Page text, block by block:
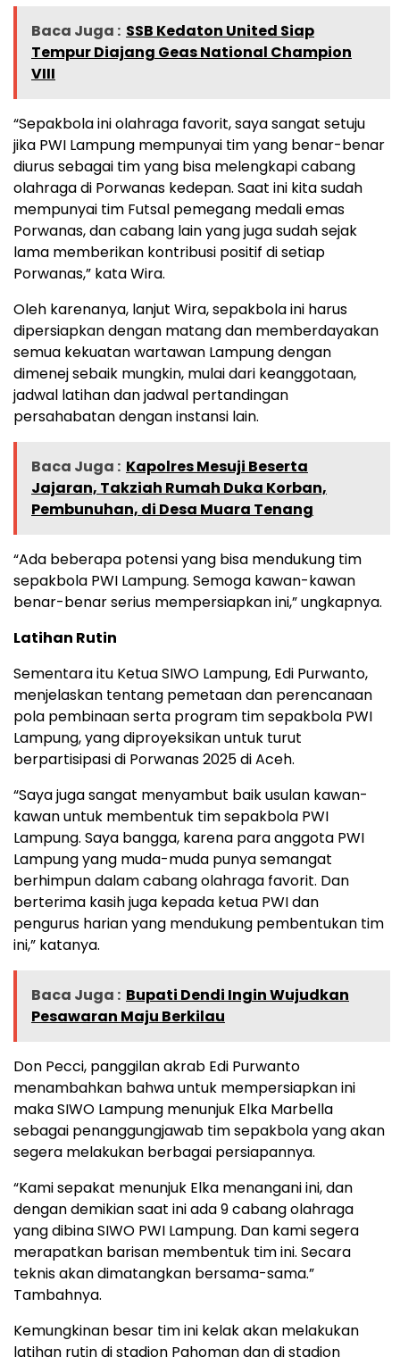
Baca Juga : SSB Kedaton United Siap
Tempur Diajang Geas National Champion
VIII
“Sepakbola ini olahraga favorit, saya sangat setuju
jika PWI Lampung mempunyai tim yang benar-benar
diurus sebagai tim yang bisa melengkapi cabang
olahraga di Porwanas kedepan. Saat ini kita sudah
mempunyai tim Futsal pemegang medali emas
Porwanas, dan cabang lain yang juga sudah sejak
lama memberikan kontribusi positif di setiap
Porwanas,” kata Wira.
Oleh karenanya, lanjut Wira, sepakbola ini harus
dipersiapkan dengan matang dan memberdayakan
semua kekuatan wartawan Lampung dengan
dimenej sebaik mungkin, mulai dari keanggotaan,
jadwal latihan dan jadwal pertandingan
persahabatan dengan instansi lain.
Baca Juga : Kapolres Mesuji Beserta
Jajaran, Takziah Rumah Duka Korban,
Pembunuhan, di Desa Muara Tenang
“Ada beberapa potensi yang bisa mendukung tim
sepakbola PWI Lampung. Semoga kawan-kawan
benar-benar serius mempersiapkan ini,” ungkapnya.
Latihan Rutin
Sementara itu Ketua SIWO Lampung, Edi Purwanto,
menjelaskan tentang pemetaan dan perencanaan
pola pembinaan serta program tim sepakbola PWI
Lampung, yang diproyeksikan untuk turut
berpartisipasi di Porwanas 2025 di Aceh.
“Saya juga sangat menyambut baik usulan kawan-
kawan untuk membentuk tim sepakbola PWI
Lampung. Saya bangga, karena para anggota PWI
Lampung yang muda-muda punya semangat
berhimpun dalam cabang olahraga favorit. Dan
berterima kasih juga kepada ketua PWI dan
pengurus harian yang mendukung pembentukan tim
ini,” katanya.
Baca Juga : Bupati Dendi Ingin Wujudkan
Pesawaran Maju Berkilau
Don Pecci, panggilan akrab Edi Purwanto
menambahkan bahwa untuk mempersiapkan ini
maka SIWO Lampung menunjuk Elka Marbella
sebagai penanggungjawab tim sepakbola yang akan
segera melakukan berbagai persiapannya.
“Kami sepakat menunjuk Elka menangani ini, dan
dengan demikian saat ini ada 9 cabang olahraga
yang dibina SIWO PWI Lampung. Dan kami segera
merapatkan barisan membentuk tim ini. Secara
teknis akan dimatangkan bersama-sama.”
Tambahnya.
Kemungkinan besar tim ini kelak akan melakukan
latihan rutin di stadion Pahoman dan di stadion